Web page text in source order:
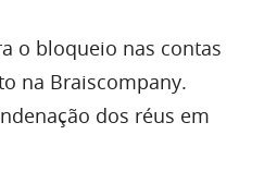
o bloqueio nas contas
na Braiscompany.
dos réus em